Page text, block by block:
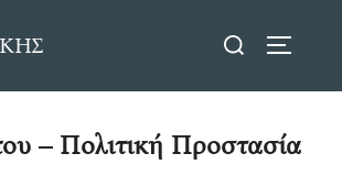
Search
– Πολιτική Προστασία